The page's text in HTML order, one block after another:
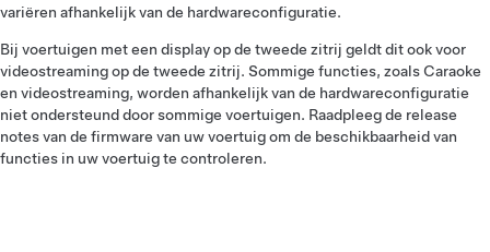
variëren afhankelijk van de hardwareconfiguratie.
Bij voertuigen met een display op de tweede zitrij geldt dit ook voor
videostreaming op de tweede zitrij. Sommige functies, zoals Caraoke
en videostreaming, worden afhankelijk van de hardwareconfiguratie
niet ondersteund door sommige voertuigen. Raadpleeg de release
notes van de firmware van uw voertuig om de beschikbaarheid van
functies in uw voertuig te controleren.